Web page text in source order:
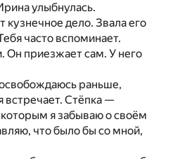
улыбнулась.
дело. Звала его
часто вспоминает.
Он приезжает сам. У него
раньше,
Стёпка —
я забываю о своём
что было бы со мной,